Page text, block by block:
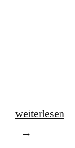
„Helfer-/
Oktober/
weiterlesen